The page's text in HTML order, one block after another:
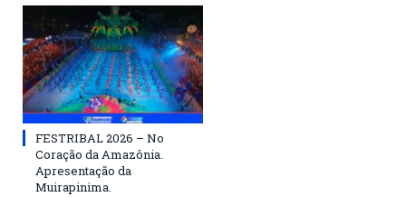
FESTRIBAL 2026 – No
Coração da Amazônia.
Apresentação da
Muirapinima.